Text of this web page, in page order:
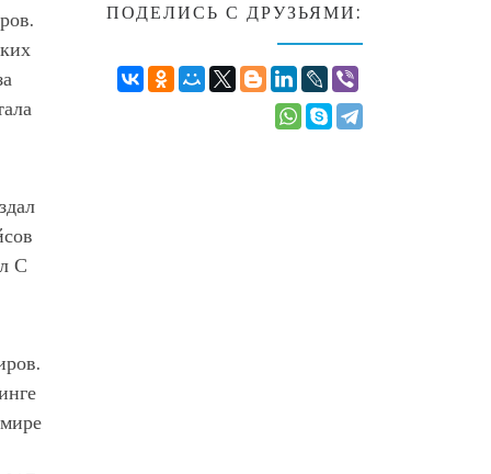
С
ПОДЕЛИСЬ С ДРУЗЬЯМИ: